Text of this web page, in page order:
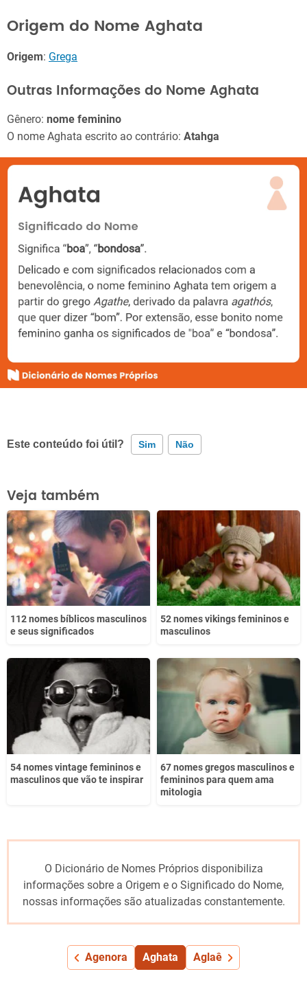
Origem do Nome Aghata
Origem: Grega
Outras Informações do Nome Aghata
Gênero: nome feminino
O nome Aghata escrito ao contrário: Atahga
Este conteúdo foi útil? Sim Não
Este conteúdo contém informação incorreta
Este conteúdo não tem a informação que procuro
Outro
Veja também
112 nomes bíblicos masculinos
e seus significados
52 nomes vikings femininos e
masculinos
54 nomes vintage femininos e
masculinos que vão te inspirar
67 nomes gregos masculinos e
femininos para quem ama
mitologia
O Dicionário de Nomes Próprios disponibiliza
informações sobre a Origem e o Significado do Nome,
nossas informações são atualizadas constantemente.
Agenora Aghata Aglaê